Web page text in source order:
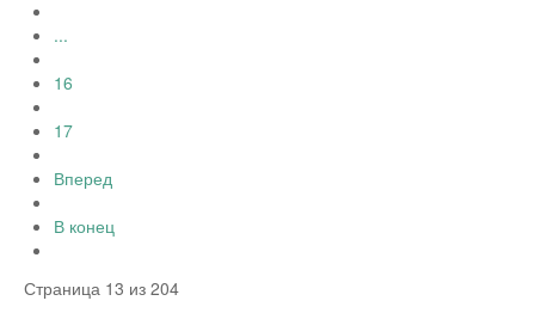
...
16
17
Вперед
В конец
Страница 13 из 204